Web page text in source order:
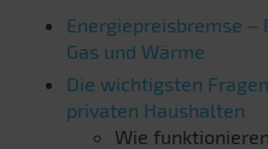
Energiepreisbremse –
Gas und Wärme
Die wichtigsten
privaten Haushalten
Wie